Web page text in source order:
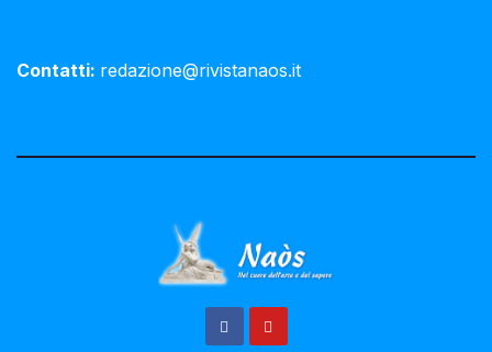
Contatti: redazione@rivistanaos.it